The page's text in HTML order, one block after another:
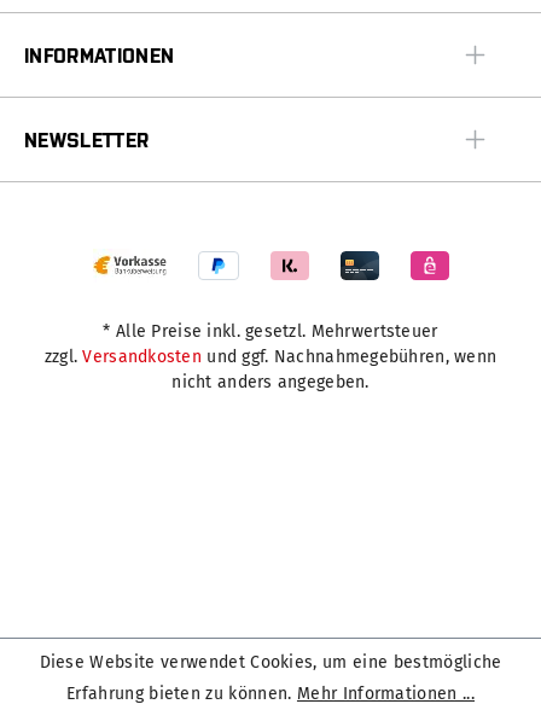
INFORMATIONEN
NEWSLETTER
* Alle Preise inkl. gesetzl. Mehrwertsteuer
zzgl.Versandkosten und ggf. Nachnahmegebühren, wenn
nicht anders angegeben.
Diese Website verwendet Cookies, um eine bestmögliche
Erfahrung bieten zu können. Mehr Informationen ...